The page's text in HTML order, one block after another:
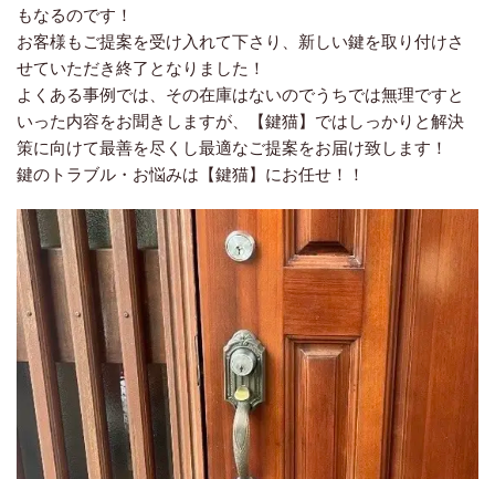
もなるのです！
お客様もご提案を受け入れて下さり、新しい鍵を取り付けさ
せていただき終了となりました！
よくある事例では、その在庫はないのでうちでは無理ですと
いった内容をお聞きしますが、【鍵猫】ではしっかりと解決
策に向けて最善を尽くし最適なご提案をお届け致します！
鍵のトラブル・お悩みは【鍵猫】にお任せ！！